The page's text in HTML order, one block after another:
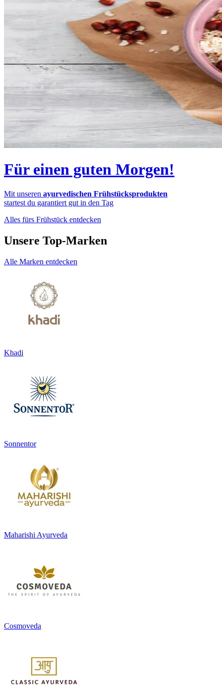
Für einen guten Morgen!
Mit unseren ayurvedischen Frühstücksprodukten
startest du garantiert gut in den Tag
Alles fürs Frühstück entdecken
Unsere Top-Marken
Alle Marken entdecken
Khadi
Sonnentor
Maharishi Ayurveda
Cosmoveda